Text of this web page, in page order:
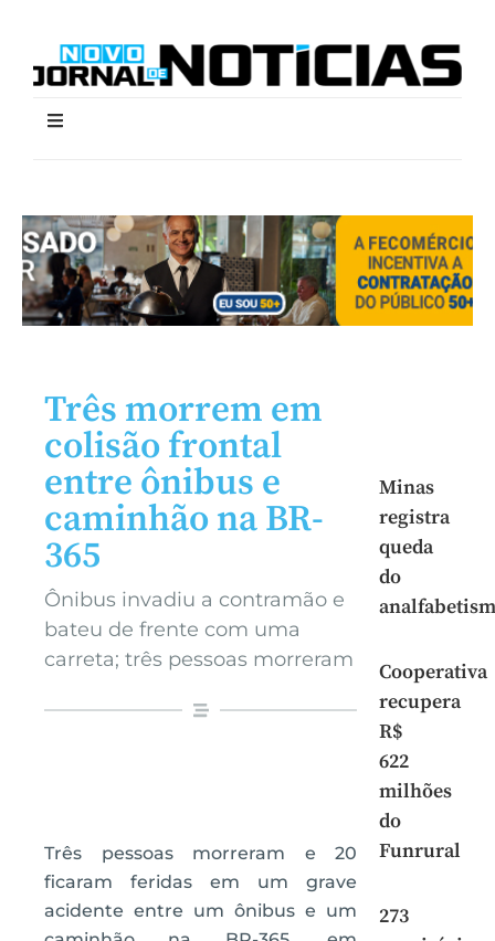
Três morrem em
colisão frontal
entre ônibus e
caminhão na BR-
365
Ônibus invadiu a contramão e
bateu de frente com uma
carreta; três pessoas morreram
Três pessoas morreram e 20
ficaram feridas em um grave
acidente entre um ônibus e um
Minas
registra
queda
do
Cooperativa
recupera
R$
622
milhões
do
Funrural
273